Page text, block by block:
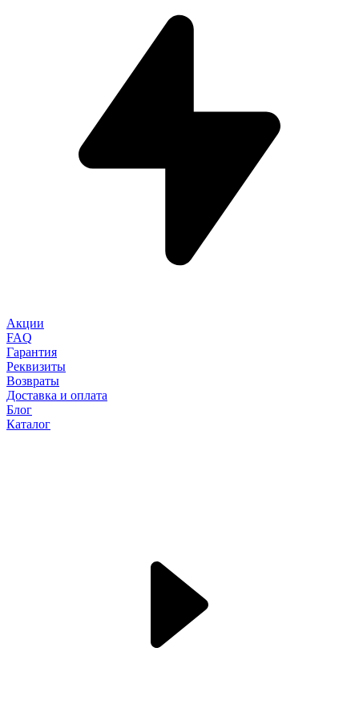
Акции
FAQ
Гарантия
Реквизиты
Возвраты
Доставка и оплата
Блог
Каталог